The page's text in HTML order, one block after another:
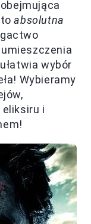
toabsolutna
wybór
Wybieramy
i